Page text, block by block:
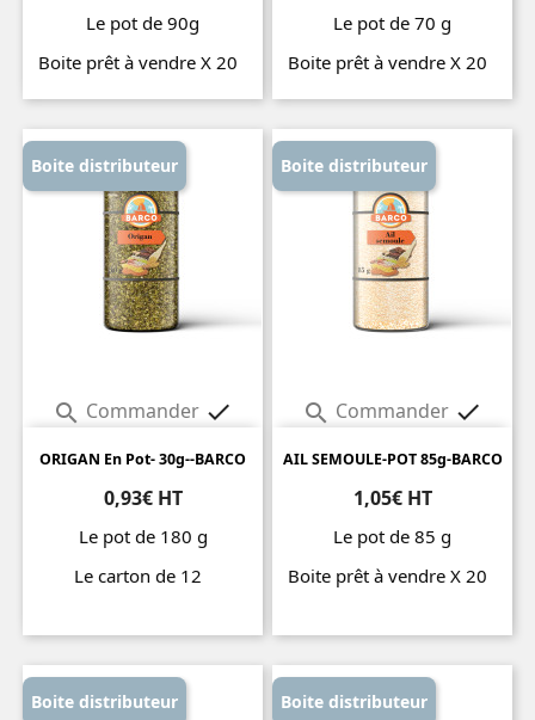
Le pot de 90g
Boite prêt à vendre X 20
Prix
Le pot de 70 g
Boite prêt à vendre X 20
Prix
 Commander 
ORIGAN En Pot- 30g--BARCO
0,93€ HT
Le pot de 180 g
Le carton de 12
Boite distributeur
 Commander 
AIL SEMOULE-POT 85g-BARCO
1,05€ HT
Le pot de 85 g
Boite prêt à vendre X 20
Boite distributeur
Boite distributeur Boite distributeur